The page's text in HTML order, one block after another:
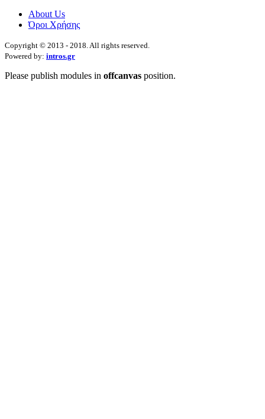
About Us
Όροι Χρήσης
Copyright © 2013 - 2018. All rights reserved.
Powered by: intros.gr
Please publish modules in offcanvas position.